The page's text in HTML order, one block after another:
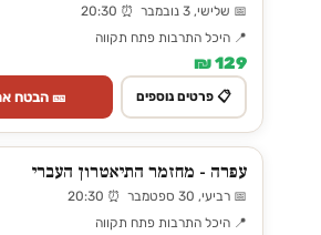
📅 שלישי, 3 נובמבר ⏰ 20:30
📍 היכל התרבות פתח תקווה
129 ₪
📋 פרטים נוספים 🎫 הבטח
עפרה - מחזמר התיאטרון העברי
📅 רביעי, 30 ספטמבר ⏰ 20:30
📍 היכל התרבות פתח תקווה